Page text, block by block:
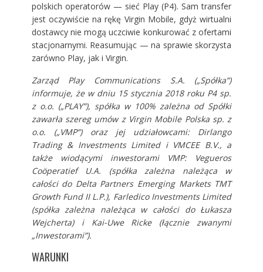
polskich operatorów — sieć Play (P4). Sam transfer
jest oczywiście na rękę Virgin Mobile, gdyż wirtualni
dostawcy nie mogą uczciwie konkurować z ofertami
stacjonarnymi. Reasumując — na sprawie skorzysta
zarówno Play, jak i Virgin.
Zarząd Play Communications S.A. („Spółka”)
informuje, że w dniu 15 stycznia 2018 roku P4 sp.
z o.o. („PLAY”), spółka w 100% zależna od Spółki
zawarła szereg umów z Virgin Mobile Polska sp. z
o.o. („VMP”) oraz jej udziałowcami: Dirlango
Trading & Investments Limited i VMCEE B.V., a
także wiodącymi inwestorami VMP: Vegueros
Coöperatief U.A. (spółka zależna należąca w
całości do Delta Partners Emerging Markets TMT
Growth Fund II L.P.), Farledico Investments Limited
(spółka zależna należąca w całości do Łukasza
Wejcherta) i Kai-Uwe Ricke (łącznie zwanymi
„Inwestorami”).
WARUNKI